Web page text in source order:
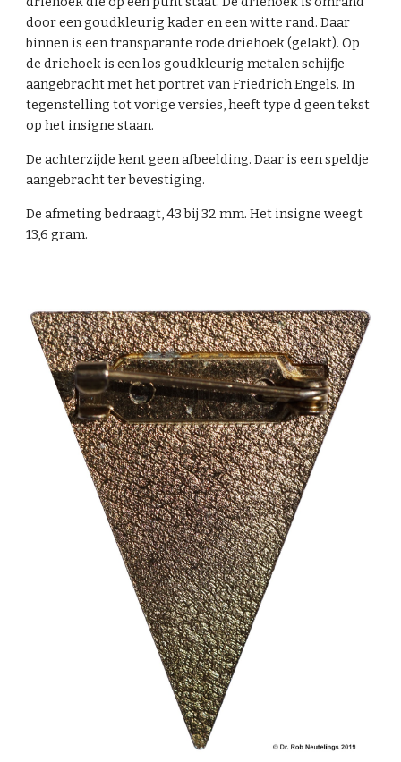
door een goudkleurig kader en een witte rand. Daar
binnen is een transparante rode driehoek (gelakt). Op
de driehoek is een los goudkleurig metalen schijfje
aangebracht met het portret van Friedrich Engels. In
tegenstelling tot vorige versies, heeft type d geen tekst
op het insigne staan.
De achterzijde kent geen afbeelding. Daar is een speldje
aangebracht ter bevestiging.
De afmeting bedraagt, 43 bij 32 mm. Het insigne weegt
13,6 gram.